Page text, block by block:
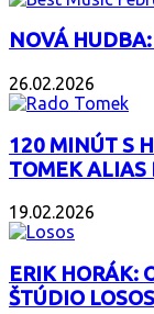
NOVÁ
26.02.2026
120 MINÚT S
TOMEK ALIAS
19.02.2026
ERIK HORÁK:
ŠTÚDIO